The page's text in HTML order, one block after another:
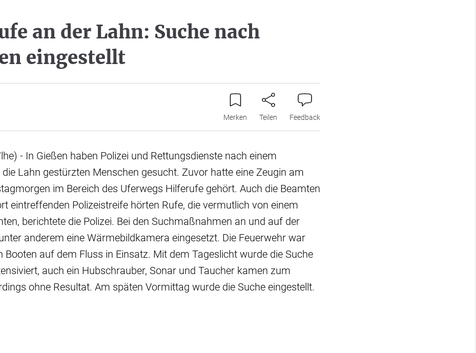
an der Lahn: Suche nach
eingestellt
Merken Teilen Feedback
- In Gießen haben Polizei und Rettungsdienste nach einem
Lahn gestürzten Menschen gesucht. Zuvor hatte eine Zeugin am
im Bereich des Uferwegs Hilferufe gehört. Auch die Beamten
eintreffenden Polizeistreife hörten Rufe, die vermutlich von einem
berichtete die Polizei. Bei den Suchmaßnahmen an und auf der
anderem eine Wärmebildkamera eingesetzt. Die Feuerwehr war
Booten auf dem Fluss in Einsatz. Mit dem Tageslicht wurde die Suche
auch ein Hubschrauber, Sonar und Taucher kamen zum
ohne Resultat. Am späten Vormittag wurde die Suche eingestellt.